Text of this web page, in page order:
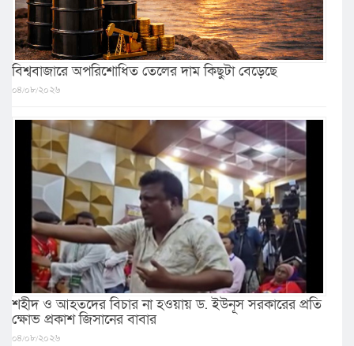
বিশ্ববাজারে অপরিশোধিত তেলের দাম কিছুটা বেড়েছে
০৪/০৮/২০২৬
শহীদ ও আহতদের বিচার না হওয়ায় ড. ইউনূস সরকারের প্রতি
ক্ষোভ প্রকাশ জিসানের বাবার
০৪/০৮/২০২৬